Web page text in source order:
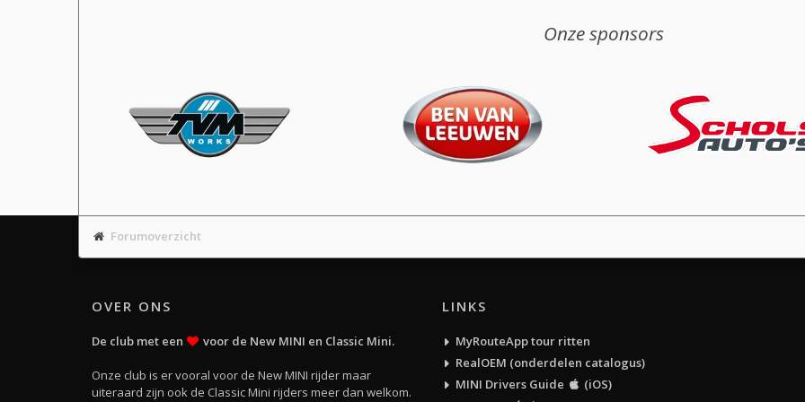
Onze sponsors
Forumoverzicht
OVER ONS
De club met een voor de New MINI en Classic Mini.
Onze club is er vooral voor de New MINI rijder maar
uiteraard zijn ook de Classic Mini rijders meer dan welkom.
LINKS
MyRouteApp tour ritten
RealOEM (onderdelen catalogus)
MINI Drivers Guide
(iOS)